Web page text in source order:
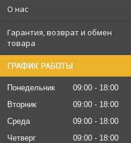
О нас
Гарантия, возврат и обмен
товара
ГРАФИК РАБОТЫ
Понедельник 09:00
18:00
Вторник
09:00
18:00
Среда
09:00
18:00
Четверг
09:00
18:00